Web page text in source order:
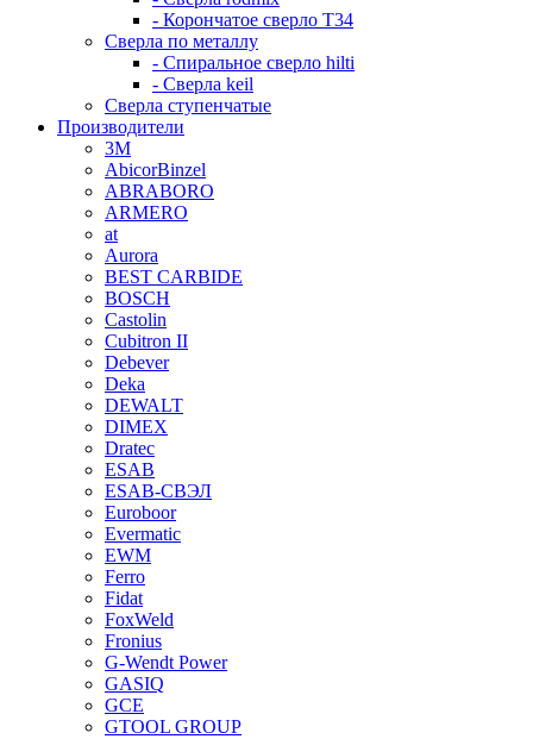
- Корончатое сверло T34
Сверла по металлу
- Спиральное сверло hilti
- Сверла keil
Сверла ступенчатые
Производители
3M
AbicorBinzel
ABRABORO
ARMERO
at
Aurora
BEST CARBIDE
BOSCH
Castolin
Cubitron II
Debever
Deka
DEWALT
DIMEX
Dratec
ESAB
ESAB-СВЭЛ
Euroboor
Evermatic
EWM
Ferro
Fidat
FoxWeld
Fronius
G-Wendt Power
GASIQ
GCE
GTOOL GROUP